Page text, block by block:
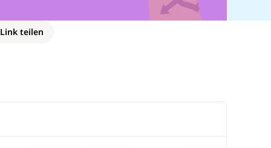
Link teilen